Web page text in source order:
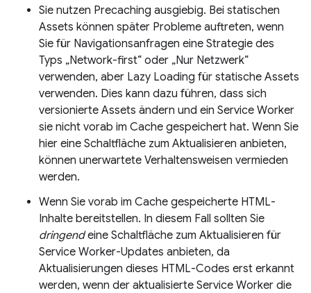
Sie nutzen Precaching ausgiebig. Bei statischen
Assets können später Probleme auftreten, wenn
Sie für Navigationsanfragen eine Strategie des
Typs „Network-first“ oder „Nur Netzwerk“
verwenden, aber Lazy Loading für statische Assets
verwenden. Dies kann dazu führen, dass sich
versionierte Assets ändern und ein Service Worker
sie nicht vorab im Cache gespeichert hat. Wenn Sie
hier eine Schaltfläche zum Aktualisieren anbieten,
können unerwartete Verhaltensweisen vermieden
werden.
Wenn Sie vorab im Cache gespeicherte HTML-
Inhalte bereitstellen. In diesem Fall sollten Sie
dringendeine Schaltfläche zum Aktualisieren für
Service Worker-Updates anbieten, da
Aktualisierungen dieses HTML-Codes erst erkannt
werden, wenn der aktualisierte Service Worker die